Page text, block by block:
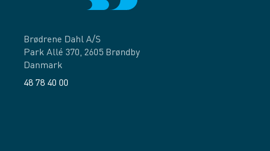
Brødrene Dahl A/S
Park Allé 370, 2605 Brøndby
Danmark
48 78 40 00